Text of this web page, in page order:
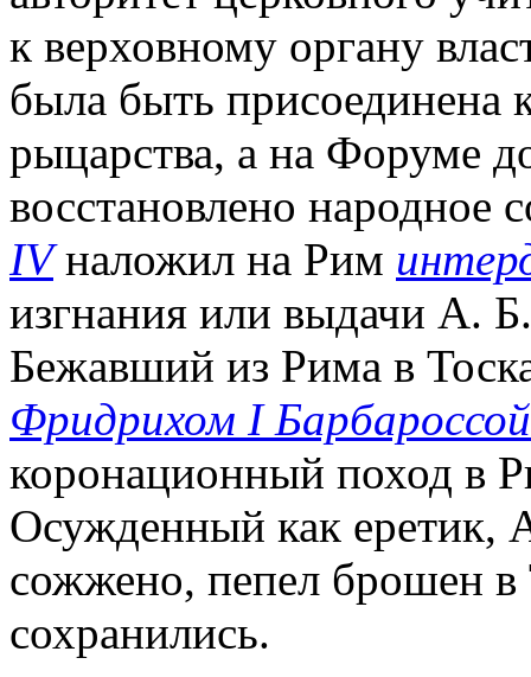
к верховному органу
была быть присоединена
рыцарства, а на Форуме
восстановлено народное
IVналожил на Рим
изгнания или выдачи А.
Бежавший из Рима в
Фридрихом I Барбароссой
коронационный поход в
Осужденный как еретик,
сожжено, пепел брошен
сохранились.